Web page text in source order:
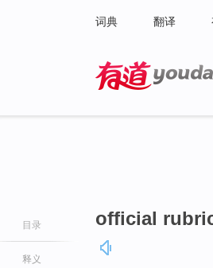
词典 翻译
目录
释义
official